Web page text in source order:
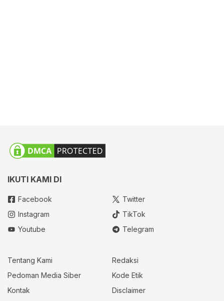
IKUTI KAMI DI
Facebook
Twitter
Instagram
TikTok
Youtube
Telegram
Tentang Kami
Redaksi
Pedoman Media Siber
Kode Etik
Kontak
Disclaimer